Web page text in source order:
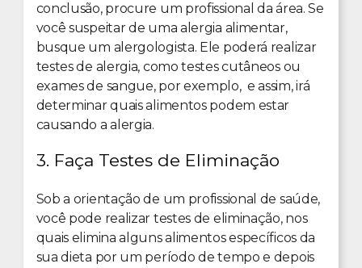
conclusão, procure um profissional da área. Se
você suspeitar de uma alergia alimentar,
busque um alergologista. Ele poderá realizar
testes de alergia, como testes cutâneos ou
exames de sangue, por exemplo, e assim, irá
determinar quais alimentos podem estar
causando a alergia.
3. Faça Testes de Eliminação
Sob a orientação de um profissional de saúde,
você pode realizar testes de eliminação, nos
quais elimina alguns alimentos específicos da
sua dieta por um período de tempo e depois